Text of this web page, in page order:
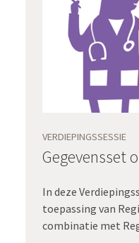
VERDIEPINGSSESSIE
Gegevensset
In deze
toepassing van
combinatie met